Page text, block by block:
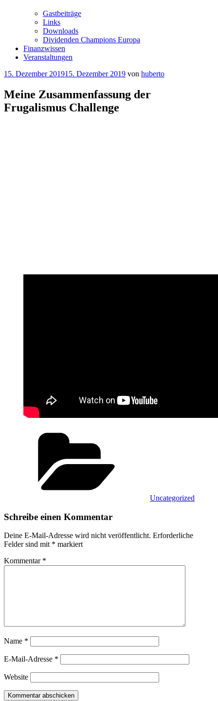
Gastbeiträge
Links
Downloads
Dividenden Champions Europa
Finanzwissen
Veranstaltungen
Veröffentlicht
15. Dezember 201915. Dezember 2019 von huberto
Meine Zusammenfassung der
Frugalismus Challenge
Uncategorized
Schreibe einen Kommentar
Deine E-Mail-Adresse wird nicht veröffentlicht. Erforderliche
Felder sind mit * markiert
Kommentar *
Name *
E-Mail-Adresse *
Website